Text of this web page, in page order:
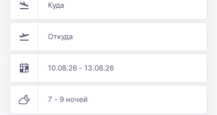
Куда
Откуда
10.08.26 - 13.08.26
7 - 9 ночей